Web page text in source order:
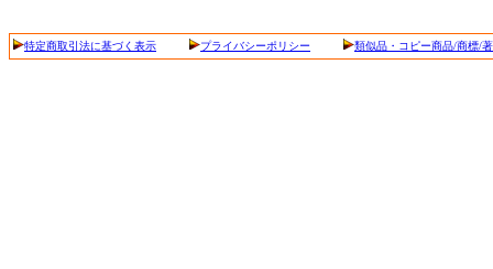
特定商取引法に基づく表示 プライバシーポリシー 類似品・コピー商品/商標/